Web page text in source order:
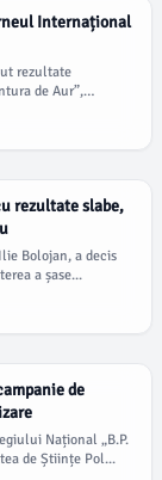
Internațional
rezultate
de Aur”,
rezultate slabe,
Bolojan, a decis
a șase...
de
Național „B.P.
de Științe Pol...